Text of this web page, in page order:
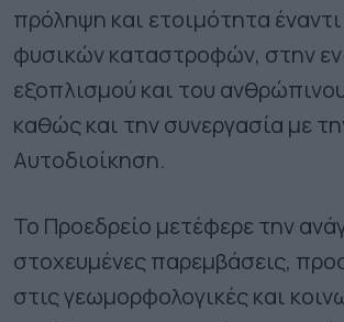
πρόληψη και ετοιμότητα
φυσικών καταστροφών, στην
εξοπλισμού και του
καθώς και την συνεργασία με
Αυτοδιοίκηση.
Το Προεδρείο μετέφερε την
στοχευμένες παρεμβάσεις,
στις γεωμορφολογικές και